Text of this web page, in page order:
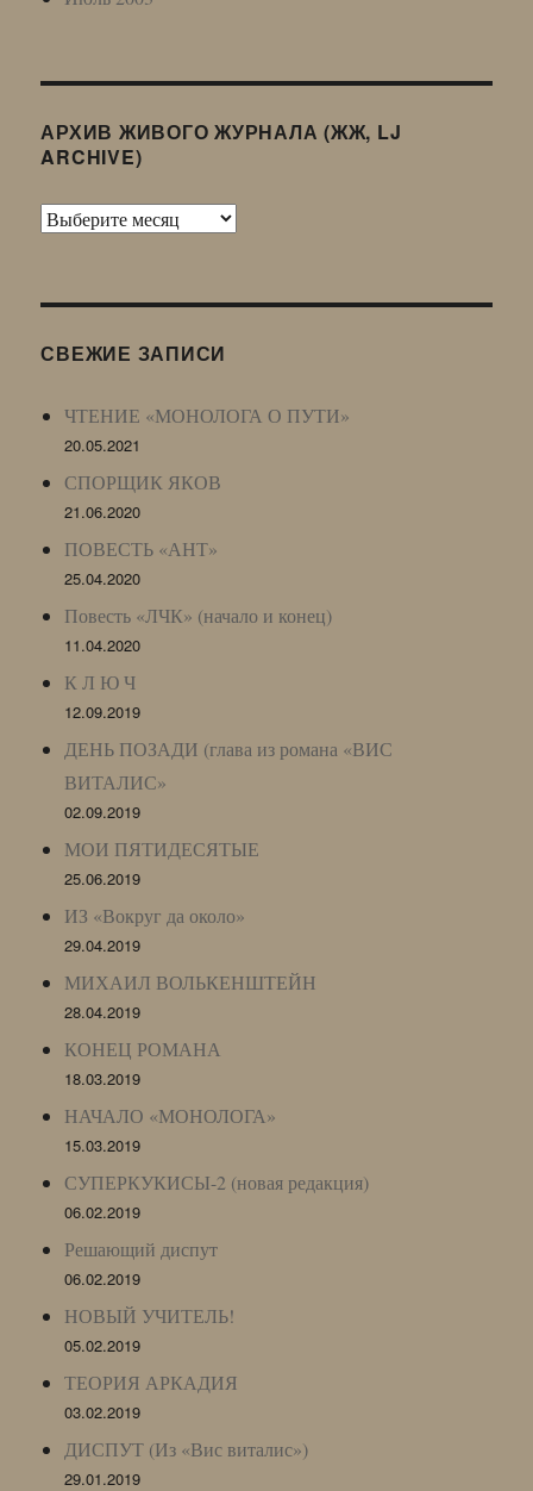
АРХИВ ЖИВОГО ЖУРНАЛА (ЖЖ, LJ
ARCHIVE)
Архив
LJ
СВЕЖИЕ ЗАПИСИ
ЧТЕНИЕ «МОНОЛОГА О ПУТИ»
20.05.2021
СПОРЩИК ЯКОВ
21.06.2020
ПОВЕСТЬ «АНТ»
25.04.2020
Повесть «ЛЧК» (начало и конец)
11.04.2020
К Л Ю Ч
12.09.2019
ДЕНЬ ПОЗАДИ (глава из романа «ВИС
ВИТАЛИС»
02.09.2019
МОИ ПЯТИДЕСЯТЫЕ
25.06.2019
ИЗ «Вокруг да около»
29.04.2019
МИХАИЛ ВОЛЬКЕНШТЕЙН
28.04.2019
КОНЕЦ РОМАНА
18.03.2019
НАЧАЛО «МОНОЛОГА»
15.03.2019
СУПЕРКУКИСЫ-2 (новая редакция)
06.02.2019
Решающий диспут
06.02.2019
НОВЫЙ УЧИТЕЛЬ!
05.02.2019
ТЕОРИЯ АРКАДИЯ
03.02.2019
ДИСПУТ (Из «Вис виталис»)
29.01.2019